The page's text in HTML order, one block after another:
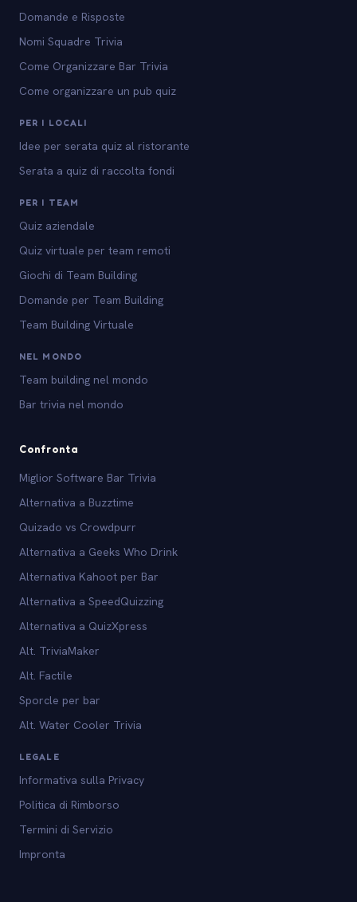
Domande e Risposte
Nomi Squadre Trivia
Come Organizzare Bar Trivia
Come organizzare un pub quiz
PER I LOCALI
Idee per serata quiz al ristorante
Serata a quiz di raccolta fondi
PER I TEAM
Quiz aziendale
Quiz virtuale per team remoti
Giochi di Team Building
Domande per Team Building
Team Building Virtuale
NEL MONDO
Team building nel mondo
Bar trivia nel mondo
Confronta
Miglior Software Bar Trivia
Alternativa a Buzztime
Quizado vs Crowdpurr
Alternativa a Geeks Who Drink
Alternativa Kahoot per Bar
Alternativa a SpeedQuizzing
Alternativa a QuizXpress
Alt. TriviaMaker
Alt. Factile
Sporcle per bar
Alt. Water Cooler Trivia
LEGALE
Informativa sulla Privacy
Politica di Rimborso
Termini di Servizio
Impronta